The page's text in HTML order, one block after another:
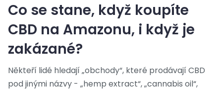
Co se stane, když koupíte
CBD na Amazonu, i když je
zakázané?
Někteří lidé hledají „obchody“, které prodávají CBD
pod jinými názvy - „hemp extract“, „cannabis oil“,